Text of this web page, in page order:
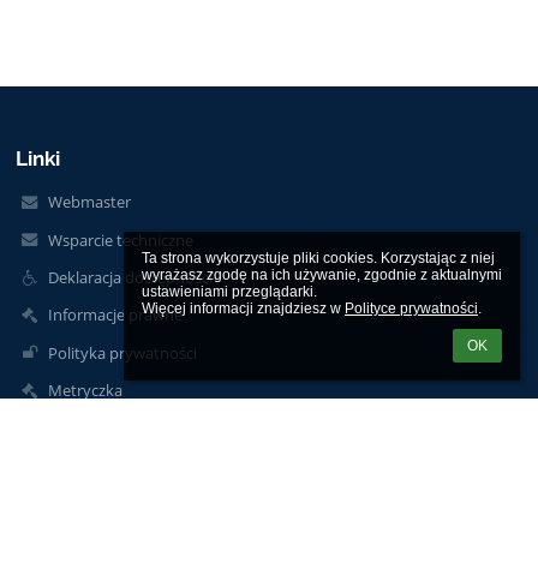
Ta strona wykorzystuje pliki cookies. Korzystając z niej
wyrażasz zgodę na ich używanie, zgodnie z aktualnymi
ustawieniami przeglądarki.
Więcej informacji znajdziesz w Polityce prywatności.
OK
Linki
Webmaster
Wsparcie techniczne
Deklaracja dostępności
Informacje prawne
Polityka prywatności
Metryczka